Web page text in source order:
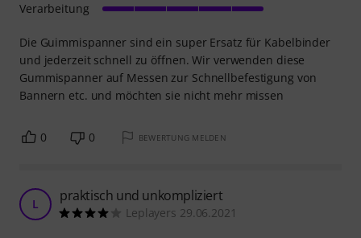
Die Guimmispanner sind ein super Ersatz für Kabelbinder
und jederzeit schnell zu öffnen. Wir verwenden diese
Gummispanner auf Messen zur Schnellbefestigung von
Bannern etc. und möchten sie nicht mehr missen
Verarbeitung
0 0 BEWERTUNG MELDEN
L praktisch und unkompliziert
Leplayers 29.06.2021